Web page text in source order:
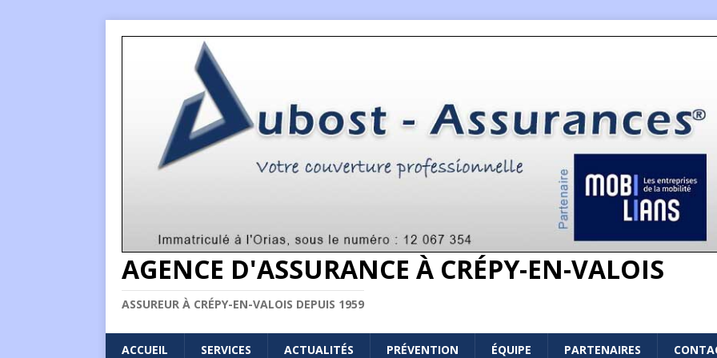
AGENCE D'ASSURANCE À CRÉPY-EN-VALOIS
ASSUREUR À CRÉPY-EN-VALOIS DEPUIS 1959
ACCUEIL SERVICES ACTUALITÉS PRÉVENTION ÉQUIPE PARTENAIRES